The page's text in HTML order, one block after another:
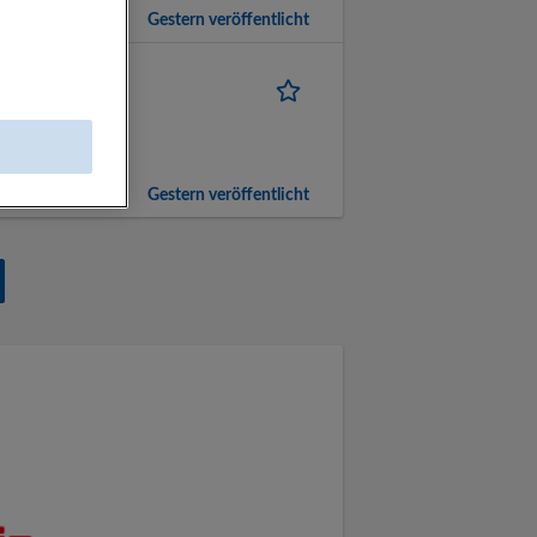
Gestern veröffentlicht
| Deutsch
Gestern veröffentlicht